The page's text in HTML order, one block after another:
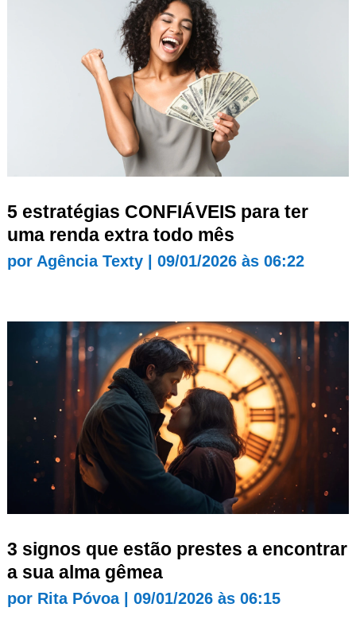
5 estratégias CONFIÁVEIS para ter
uma renda extra todo mês
por Agência Texty| 09/01/2026 às 06:22
3 signos que estão prestes a encontrar
a sua alma gêmea
por Rita Póvoa| 09/01/2026 às 06:15